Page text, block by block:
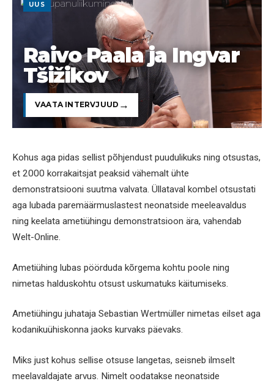
UUS
Raivo Paala ja Ingvar
Tšižikov
VAATA INTERVJUUD
Kohus aga pidas sellist põhjendust puudulikuks ning otsustas,
et 2000 korrakaitsjat peaksid vähemalt ühte
demonstratsiooni suutma valvata. Üllataval kombel otsustati
aga lubada paremäärmuslastest neonatside meeleavaldus
ning keelata ametiühingu demonstratsioon ära, vahendab
Welt-Online.
Ametiühing lubas pöörduda kõrgema kohtu poole ning
nimetas halduskohtu otsust uskumatuks käitumiseks.
Ametiühingu juhataja Sebastian Wertmüller nimetas eilset aga
kodanikuühiskonna jaoks kurvaks päevaks.
Miks just kohus sellise otsuse langetas, seisneb ilmselt
meelavaldajate arvus. Nimelt oodatakse neonatside